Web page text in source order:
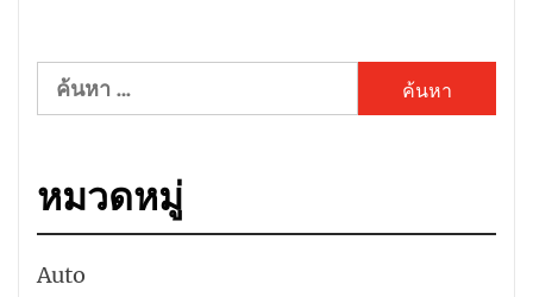
ค้นหา
สำหรับ:
หมวดหมู่
Auto